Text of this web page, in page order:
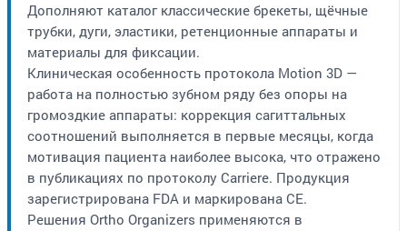
Дополняют каталог классические брекеты, щёчные
трубки, дуги, эластики, ретенционные аппараты и
материалы для фиксации.
Клиническая особенность протокола Motion 3D —
работа на полностью зубном ряду без опоры на
громоздкие аппараты: коррекция сагиттальных
соотношений выполняется в первые месяцы, когда
мотивация пациента наиболее высока, что отражено
в публикациях по протоколу Carriere. Продукция
зарегистрирована FDA и маркирована CE.
Решения Ortho Organizers применяются в